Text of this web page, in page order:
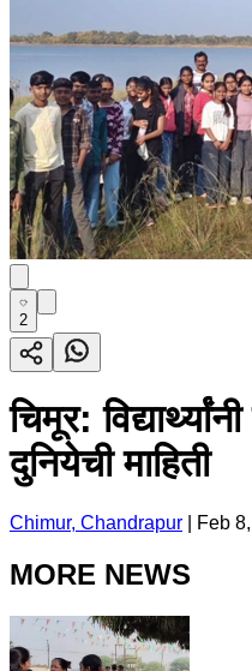
2
चिमूर:
दुनियेची माहिती
Chimur, Chandrapur Feb
MORE NEWS